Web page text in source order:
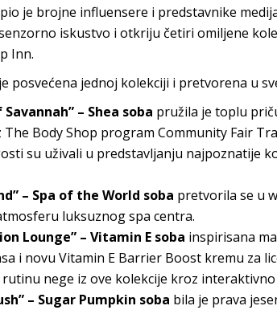
je brojne influensere i predstavnike
iskustvo i otkriju četiri omiljene
Inn.
posvećena jednoj kolekciji i pretvorena u
– Shea soba pružila je toplu
Body Shop program Community Fair
su uživali u predstavljanju najpoznatije
– Spa of the World soba pretvorila se u
luksuznog spa centra.
Lounge” – Vitamin E soba inspirisana
i novu Vitamin E Barrier Boost kremu za
nege iz ove kolekcije kroz interaktivno
– Sugar Pumpkin soba bila je prava